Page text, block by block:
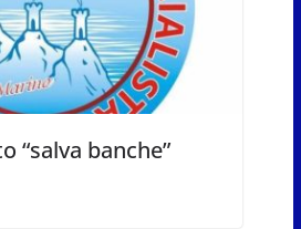
“salva banche”